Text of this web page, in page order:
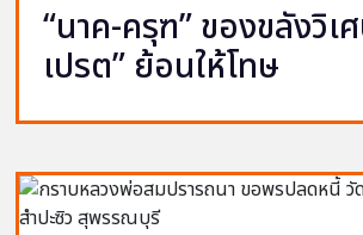
“นาค-ครุฑ” ของขลังวิ
เปรต” ย้อนให้โทษ